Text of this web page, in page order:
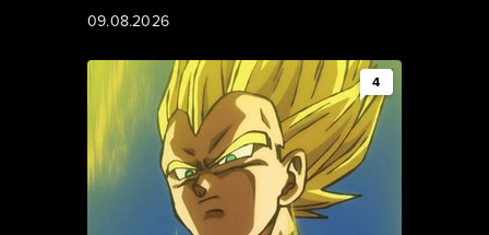
09.08.2026
4